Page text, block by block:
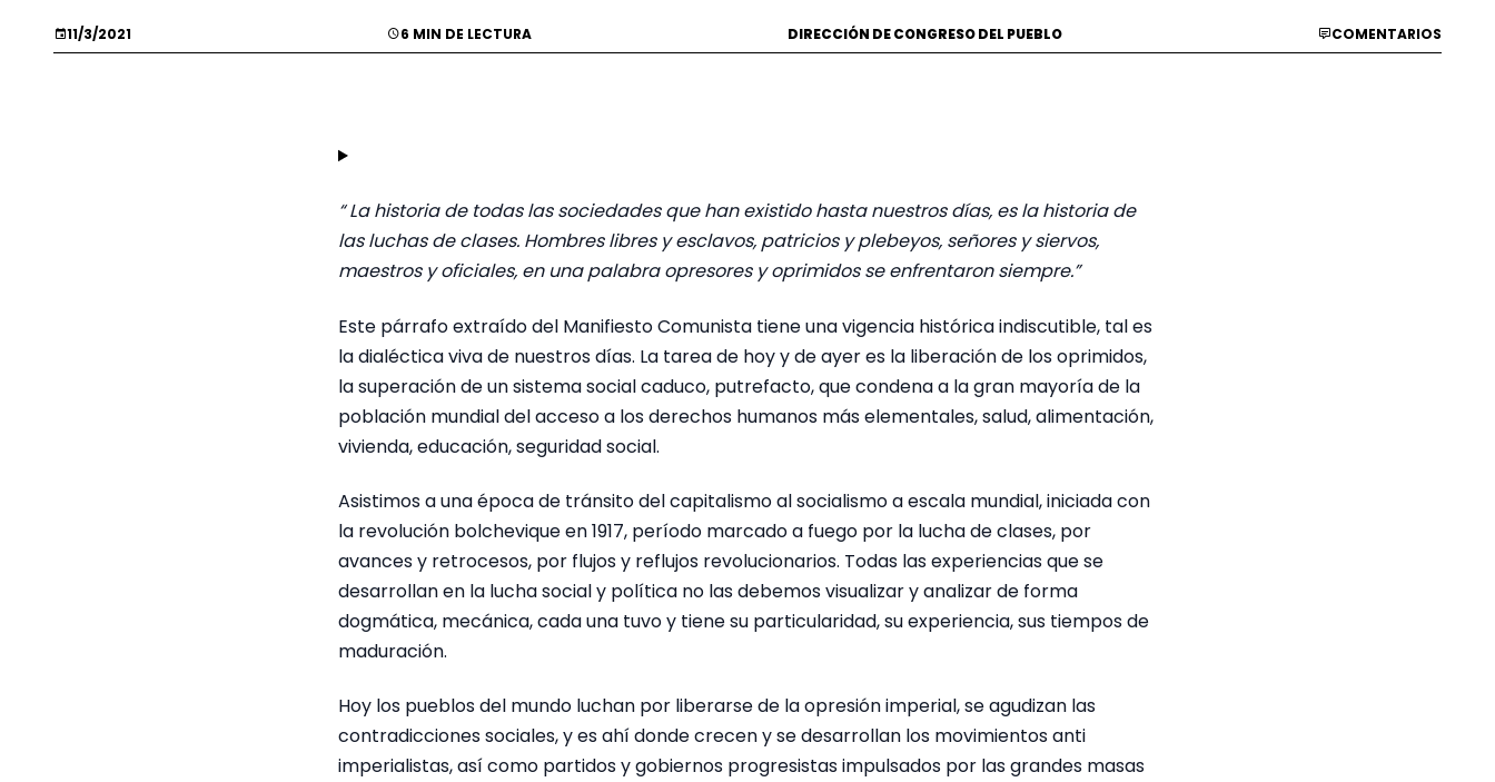
11/3/2021 6 MIN DE LECTURA DIRECCIÓN DE CONGRESO DEL PUEBLO COMENTARIOS
“ La historia de todas las sociedades que han existido hasta nuestros días, es la historia de
las luchas de clases. Hombres libres y esclavos, patricios y plebeyos, señores y siervos,
maestros y oficiales, en una palabra opresores y oprimidos se enfrentaron siempre.”
Este párrafo extraído del Manifiesto Comunista tiene una vigencia histórica indiscutible, tal es
la dialéctica viva de nuestros días. La tarea de hoy y de ayer es la liberación de los oprimidos,
la superación de un sistema social caduco, putrefacto, que condena a la gran mayoría de la
población mundial del acceso a los derechos humanos más elementales, salud, alimentación,
vivienda, educación, seguridad social.
Asistimos a una época de tránsito del capitalismo al socialismo a escala mundial, iniciada con
la revolución bolchevique en 1917, período marcado a fuego por la lucha de clases, por
avances y retrocesos, por flujos y reflujos revolucionarios. Todas las experiencias que se
desarrollan en la lucha social y política no las debemos visualizar y analizar de forma
dogmática, mecánica, cada una tuvo y tiene su particularidad, su experiencia, sus tiempos de
maduración.
Hoy los pueblos del mundo luchan por liberarse de la opresión imperial, se agudizan las
contradicciones sociales, y es ahí donde crecen y se desarrollan los movimientos anti
imperialistas, así como partidos y gobiernos progresistas impulsados por las grandes masas